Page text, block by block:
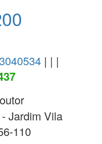
| | |
Jardim Vila
110